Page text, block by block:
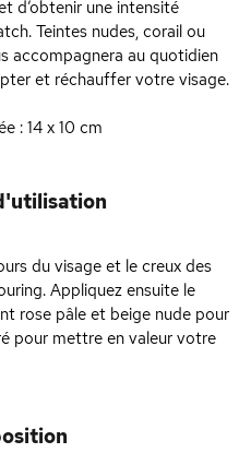
d’obtenir une intensité
Teintes nudes, corail ou
accompagnera au quotidien
et réchauffer votre visage.
: 14 x 10 cm
du visage et le creux des
Appliquez ensuite le
rose pâle et beige nude pour
pour mettre en valeur votre